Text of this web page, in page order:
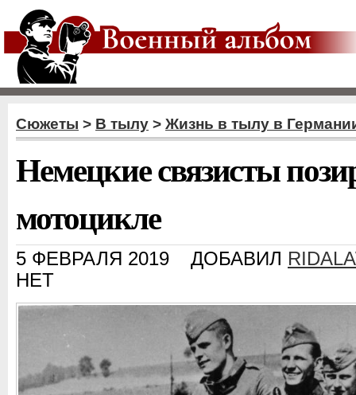
Сюжеты > В тылу > Жизнь в тылу в
Немецкие связисты
мотоцикле
5 ФЕВРАЛЯ 2019 ДОБАВИЛ
НЕТ